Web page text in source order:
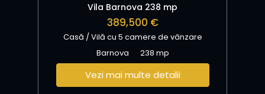
Vila Barnova 238 mp
389,500 €
Casă / Vilă cu 5 camere de vânzare
Barnova
238 mp
Vezi mai multe detalii